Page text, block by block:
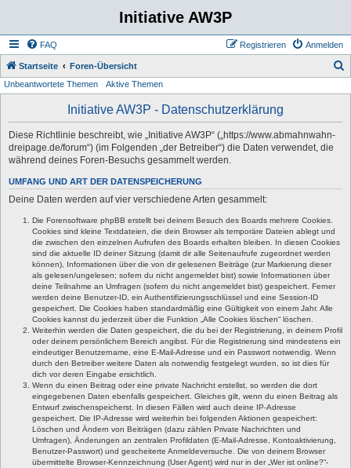
Initiative AW3P
FAQ Anmelden
Registrieren
Startseite Foren-Übersicht
Unbeantwortete Themen Aktive Themen
Initiative AW3P - Datenschutzerklärung
Diese Richtlinie beschreibt, wie „Initiative AW3P“ („https://www.abmahnwahn-
dreipage.de/forum“) (im Folgenden „der Betreiber“) die Daten verwendet, die
während deines Foren-Besuchs gesammelt werden.
UMFANG UND ART DER DATENSPEICHERUNG
Deine Daten werden auf vier verschiedene Arten gesammelt:
Die Forensoftware phpBB erstellt bei deinem Besuch des Boards mehrere Cookies.
Cookies sind kleine Textdateien, die dein Browser als temporäre Dateien ablegt und
die zwischen den einzelnen Aufrufen des Boards erhalten bleiben. In diesen Cookies
sind die aktuelle ID deiner Sitzung (damit dir alle Seitenaufrufe zugeordnet werden
können), Informationen über die von dir gelesenen Beiträge (zur Markierung dieser
als gelesen/ungelesen; sofern du nicht angemeldet bist) sowie Informationen über
deine Teilnahme an Umfragen (sofern du nicht angemeldet bist) gespeichert. Ferner
werden deine Benutzer-ID, ein Authentifizierungsschlüssel und eine Session-ID
gespeichert. Die Cookies haben standardmäßig eine Gültigkeit von einem Jahr. Alle
Cookies kannst du jederzeit über die Funktion „Alle Cookies löschen“ löschen.
Weiterhin werden die Daten gespeichert, die du bei der Registrierung, in deinem Profil
oder deinem persönlichem Bereich angibst. Für die Registrierung sind mindestens ein
eindeutiger Benutzername, eine E-Mail-Adresse und ein Passwort notwendig. Wenn
durch den Betreiber weitere Daten als notwendig festgelegt wurden, so ist dies für
dich vor deren Eingabe ersichtlich.
Wenn du einen Beitrag oder eine private Nachricht erstellst, so werden die dort
eingegebenen Daten ebenfalls gespeichert. Gleiches gilt, wenn du einen Beitrag als
Entwurf zwischenspeicherst. In diesen Fällen wird auch deine IP-Adresse
gespeichert. Die IP-Adresse wird weiterhin bei folgenden Aktionen gespeichert:
Löschen und Ändern von Beiträgen (dazu zählen Private Nachrichten und
Umfragen), Änderungen an zentralen Profildaten (E-Mail-Adresse, Kontoaktivierung,
Benutzer-Passwort) und gescheiterte Anmeldeversuche. Die von deinem Browser
übermittelte Browser-Kennzeichnung (User Agent) wird nur in der „Wer ist online?“-